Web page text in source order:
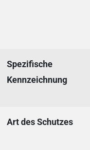
Spezifische
Kennzeichnung
Art des Schutzes